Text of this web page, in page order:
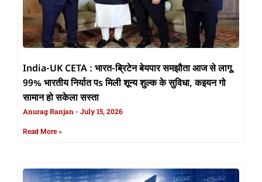
India-UK CETA : भारत-ब्रिटेन बेयपार समझौता आज से लागू,
99% भारतीय निर्यात पs मिली शून्य शुल्क के सुविधा, कइयन गो
सामान हो सकेला सस्ता
Anurag Ranjan July 15, 2026
Read More »